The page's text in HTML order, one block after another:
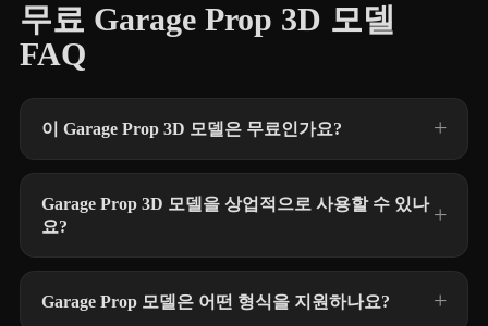
무료 Garage Prop 3D 모델
FAQ
이 Garage Prop 3D 모델은 무료인가요?
Garage Prop 3D 모델을 상업적으로 사용할 수 있나
요?
Garage Prop 모델은 어떤 형식을 지원하나요?